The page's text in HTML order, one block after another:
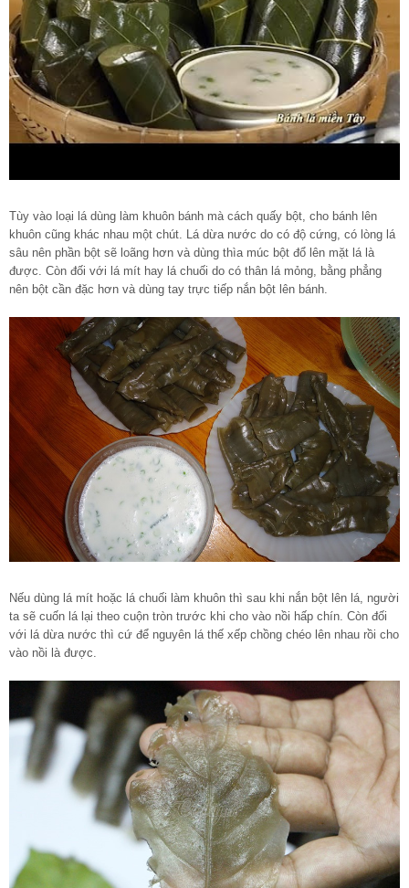
Tùy vào loại lá dùng làm khuôn bánh mà cách quấy bột, cho bánh lên
khuôn cũng khác nhau một chút. Lá dừa nước do có độ cứng, có lòng lá
sâu nên phần bột sẽ loãng hơn và dùng thìa múc bột đổ lên mặt lá là
được. Còn đối với lá mít hay lá chuối do có thân lá mỏng, bằng phẳng
nên bột cần đặc hơn và dùng tay trực tiếp nắn bột lên bánh.
Nếu dùng lá mít hoặc lá chuối làm khuôn thì sau khi nắn bột lên lá, người
ta sẽ cuốn lá lại theo cuộn tròn trước khi cho vào nồi hấp chín. Còn đối
với lá dừa nước thì cứ để nguyên lá thế xếp chồng chéo lên nhau rồi cho
vào nồi là được.